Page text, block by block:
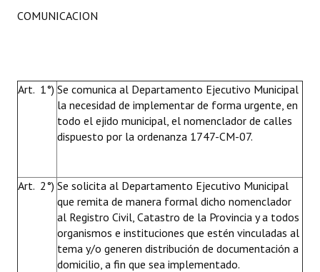
COMUNICACION
Art. 1°) Se comunica al Departamento Ejecutivo Municipal
la necesidad de implementar de forma urgente, en
todo el ejido municipal, el nomenclador de calles
dispuesto por la ordenanza 1747-CM-07.
Art. 2°) Se solicita al Departamento Ejecutivo Municipal
que remita de manera formal dicho nomenclador
al Registro Civil, Catastro de la Provincia y a todos
organismos e instituciones que estén vinculadas al
tema y/o generen distribución de documentación a
domicilio, a fin que sea implementado.